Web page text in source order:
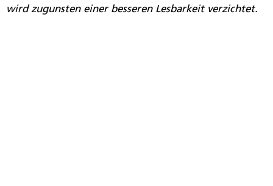
wird zugunsten einer besseren Lesbarkeit verzichtet.